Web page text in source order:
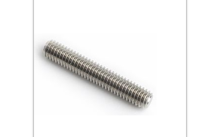
Заклепки (Гайки-Заклепки)
Крюки, кольца с метрической резьбой